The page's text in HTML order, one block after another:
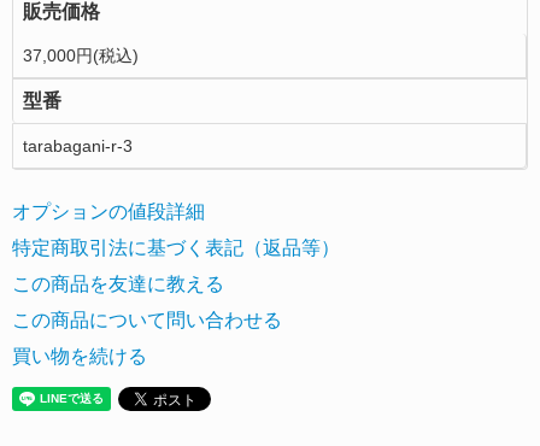
販売価格
37,000円(税込)
型番
tarabagani-r-3
オプションの値段詳細
特定商取引法に基づく表記（返品等）
この商品を友達に教える
この商品について問い合わせる
買い物を続ける